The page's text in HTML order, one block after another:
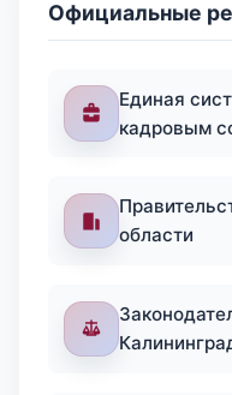
Официальные
Единая
кадровым
области